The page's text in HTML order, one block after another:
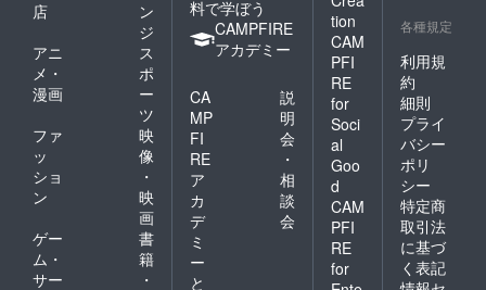
店
ン
ジ
アニ
メ・
漫画
ス
ポ
ー
ツ
ファ
ッ
ショ
ン
映
像
・
映
画
ゲー
ム・
サー
書
籍
・
料で学ぼう
CAMPFIRE
アカデミー
CA
MP
FI
RE
ア
カ
デ
ミ
ー
と
説
明
会
・
相
談
会
tion
CAM
PFI
RE
for
Soci
al
Goo
d
CAM
PFI
RE
for
各種規定
利用規
約
細則
プライ
バシー
ポリ
シー
特定商
取引法
に基づ
く表記